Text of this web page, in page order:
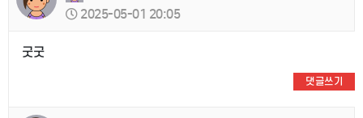
2025-05-01 20:05
굿굿
댓글쓰기